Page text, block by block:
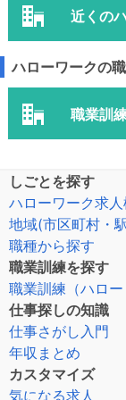
近くの
ハローワークの
職業訓
しごとを探す
ハローワーク求人
地域(市区町村・
職種から探す
職業訓練を探す
職業訓練（ハロ
仕事探しの知識
仕事さがし入門
年収まとめ
カスタマイズ
気になる求人